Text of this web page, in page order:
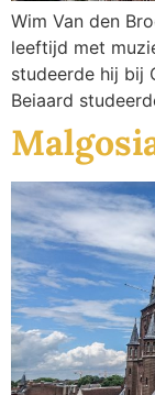
Wim Van den
leeftijd met
studeerde hij bij
Beiaard